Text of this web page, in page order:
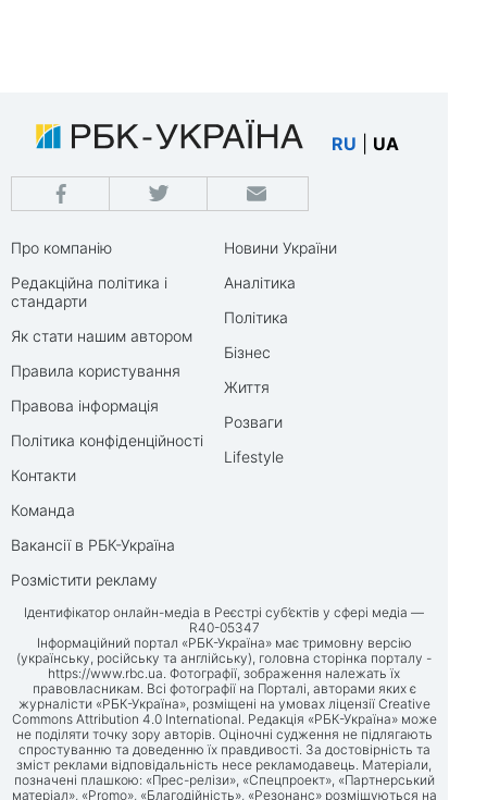
RU UA
Про компанію
Редакційна політика і
стандарти
Як стати нашим автором
Правила користування
Правова інформація
Політика конфіденційності
Контакти
Команда
Вакансії в РБК-Україна
Розмістити рекламу
Новини України
Аналітика
Політика
Бізнес
Життя
Розваги
Lifestyle
Ідентифікатор онлайн-медіа в Реєстрі суб’єктів у сфері медіа —
R40-05347
Інформаційний портал «РБК-Україна» має тримовну версію
(українську, російську та англійську), головна сторінка порталу -
https://www.rbc.ua. Фотографії, зображення належать їх
правовласникам. Всі фотографії на Порталі, авторами яких є
журналісти «РБК-Україна», розміщені на умовах ліцензії Creative
Commons Attribution 4.0 International. Редакція «РБК-Україна» може
не поділяти точку зору авторів. Оціночні судження не підлягають
спростуванню та доведенню їх правдивості. За достовірність та
зміст реклами відповідальність несе рекламодавець. Матеріали,
позначені плашкою: «Прес-релізи», «Спецпроект», «Партнерський
матеріал», «Promo», «Благодійність», «Резонанс» розміщуються на